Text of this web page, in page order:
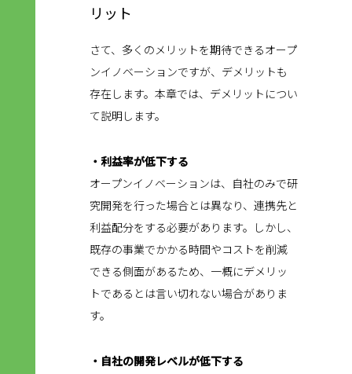
リット
さて、多くのメリットを期待できるオープ
ンイノベーションですが、デメリットも
存在します。本章では、デメリットについ
て説明します。
・利益率が低下する
オープンイノベーションは、自社のみで研
究開発を行った場合とは異なり、連携先と
利益配分をする必要があります。しかし、
既存の事業でかかる時間やコストを削減
できる側面があるため、一概にデメリッ
トであるとは言い切れない場合がありま
す。
・自社の開発レベルが低下する